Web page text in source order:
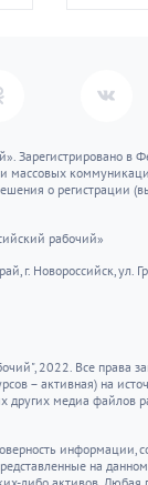
Зарегистрировано в
массовых
о регистрации
рабочий»
г. Новороссийск, ул.
2022. Все права
– активная) на
медиа файлов
информации,
на